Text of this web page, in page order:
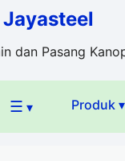
dan Pasang
☰ ▾ Produk ▾